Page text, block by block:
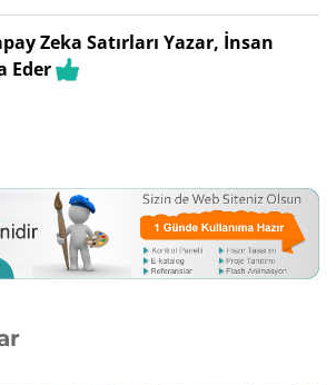
Zeka Satırları Yazar, İnsan
Eder